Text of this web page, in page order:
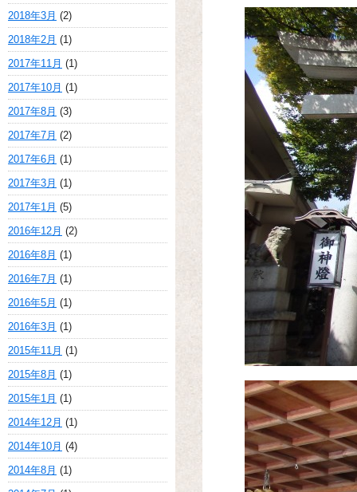
2018年3月 (2)
2018年2月 (1)
2017年11月 (1)
2017年10月 (1)
2017年8月 (3)
2017年7月 (2)
2017年6月 (1)
2017年3月 (1)
2017年1月 (5)
2016年12月 (2)
2016年8月 (1)
2016年7月 (1)
2016年5月 (1)
2016年3月 (1)
2015年11月 (1)
2015年8月 (1)
2015年1月 (1)
2014年12月 (1)
2014年10月 (4)
2014年8月 (1)